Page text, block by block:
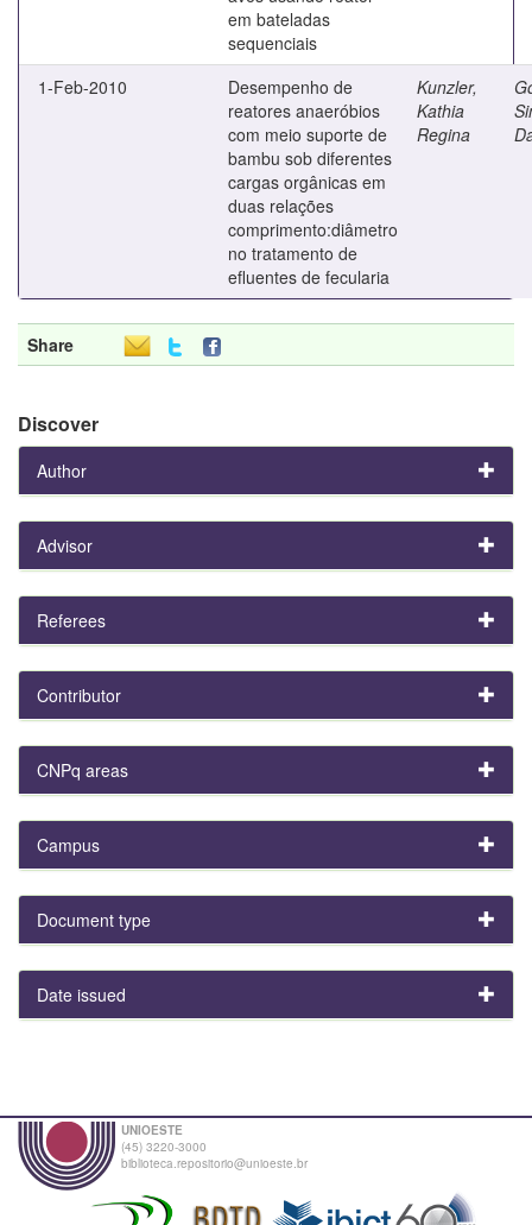
em bateladas
sequenciais
1-Feb-2010
Desempenho de
reatores anaeróbios
com meio suporte de
bambu sob diferentes
cargas orgânicas em
duas relações
comprimento:diâmetro
no tratamento de
efluentes de fecularia
Kunzler,
Kathia
Regina
Share
Discover
Author
Advisor
Referees
Contributor
CNPq areas
Campus
Document type
Date issued
UNIOESTE
(45) 3220-3000
biblioteca.repositorio@unioeste.br